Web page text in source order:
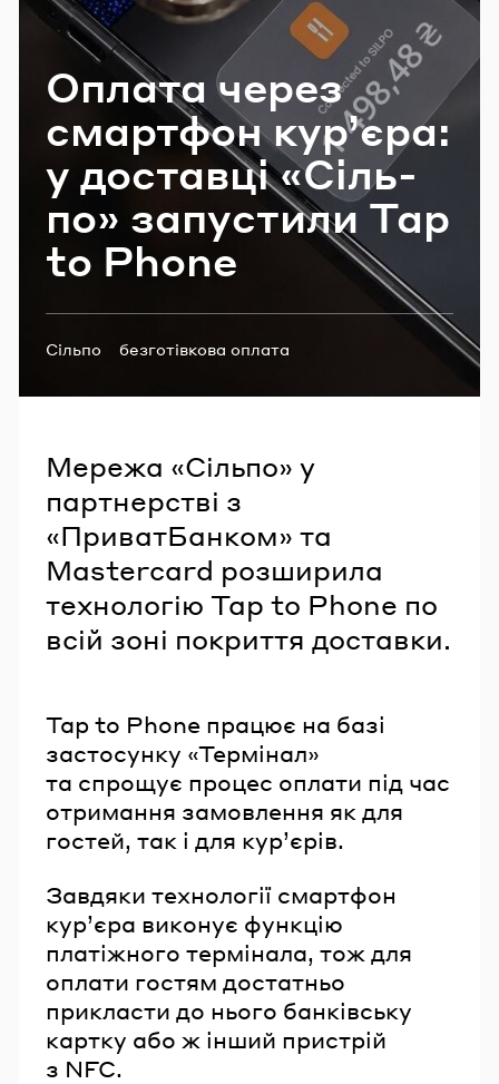
Опла­та через
смар­тфон кур’­є­ра:
у до­став­ці «Сіль­
по» за­пу­сти­ли Tap
to Phone
Теги:
Сільпо
безготівкова оплата
Мережа «Сільпо» у
партнерстві з
«ПриватБанком» та
Mastercard розширила
технологію Tap to Phone по
всій зоні покриття доставки.
Tap to Phone працює на базі
застосунку «Термінал»
та спрощує процес оплати під час
отримання замовлення як для
гостей, так і для кур’єрів.
Завдяки технології смартфон
кур’єра виконує функцію
платіжного термінала, тож для
оплати гостям достатньо
прикласти до нього банківську
картку або ж інший пристрій
з NFC.
Email
Пароль
Забули пароль?
УВІЙТИ